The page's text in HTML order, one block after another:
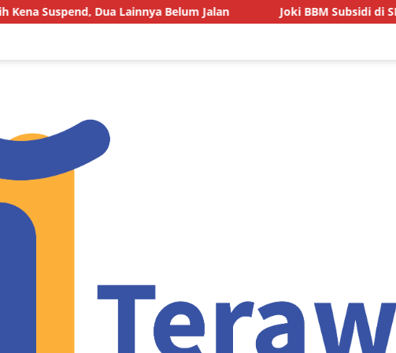
Dua Lainnya Belum Jalan Joki BBM Subsidi di SPBU Pasarwajo